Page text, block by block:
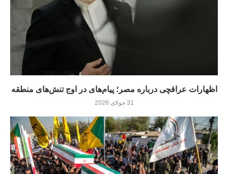
اظهارات عراقچی درباره مصر؛ پیام‌های در اوج تنش‌های منطقه
31 جولای 2026